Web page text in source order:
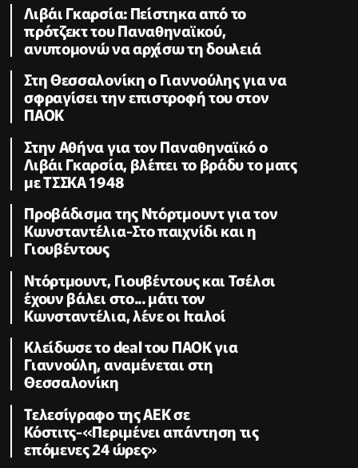
Λιβάι Γκαρσία: Πείστηκα από το
πρότζεκτ του Παναθηναϊκού,
ανυπομονώ να αρχίσω τη δουλειά
Στη Θεσσαλονίκη ο Γιαννούλης για να
σφραγίσει την επιστροφή του στον
ΠΑΟΚ
Στην Αθήνα για τον Παναθηναϊκό ο
Λιβάι Γκαρσία, βλέπει το βράδυ το ματς
με ΤΣΣΚΑ 1948
Προβάδισμα της Ντόρτμουντ για τον
Κωνσταντέλια-Στο παιχνίδι και η
Γιουβέντους
Ντόρτμουντ, Γιουβέντους και Τσέλσι
έχουν βάλει στο... μάτι τον
Κωνσταντέλια, λένε οι Ιταλοί
Κλείδωσε το deal του ΠΑΟΚ για
Γιαννούλη, αναμένεται στη
Θεσσαλονίκη
Τελεσίγραφο της ΑΕΚ σε
Κόστιτς-«Περιμένει απάντηση τις
επόμενες 24 ώρες»